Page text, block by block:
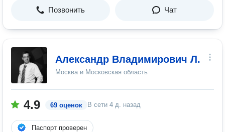
Позвонить Чат
Александр Владимирович Л.
Москва и Московская область
4.9 69 оценок В сети 4 д. назад
Паспорт проверен